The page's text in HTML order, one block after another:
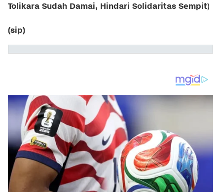
Tolikara Sudah Damai, Hindari Solidaritas Sempit)
(sip)